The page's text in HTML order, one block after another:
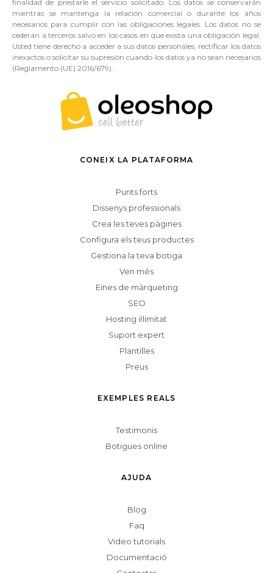
finalidad de prestarle el servicio solicitado. Los datos se conservarán
mientras se mantenga la relación comercial o durante los años
necesarios para cumplir con las obligaciones legales. Los datos no se
cederán a terceros salvo en los casos en que exista una obligación legal.
Usted tiene derecho a acceder a sus datos personales, rectificar los datos
inexactos o solicitar su supresión cuando los datos ya no sean necesarios
(Reglamento (UE) 2016/679).
CONEIX LA PLATAFORMA
Punts forts
Dissenys professionals
Crea les teves pàgines
Configura els teus productes
Gestiona la teva botiga
Ven més
Eines de màrqueting
SEO
Hosting il·limitat
Suport expert
Plantilles
Preus
EXEMPLES REALS
Testimonis
Botigues online
AJUDA
Blog
Faq
Video tutorials
Documentació